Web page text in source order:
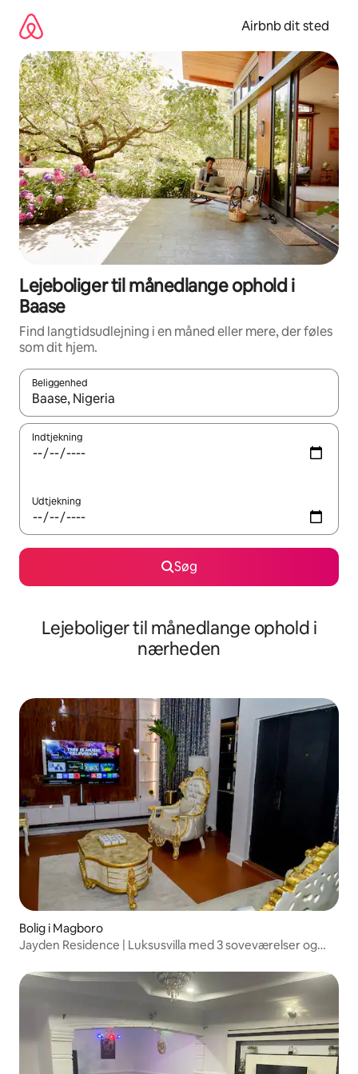
videre
indhold
Airbnb dit sted
Lejeboliger til månedlange ophold i
Baase
Find langtidsudlejning i en måned eller mere, der føles
som dit hjem.
Beliggenhed
Når resultaterne er tilgængelige, skal du navigere med
Indtjekning
Udtjekning
Søg
Lejeboliger til månedlange ophold i
nærheden
Bolig i Magboro
Jayden Residence | Luksusvilla med 3 soveværelser og